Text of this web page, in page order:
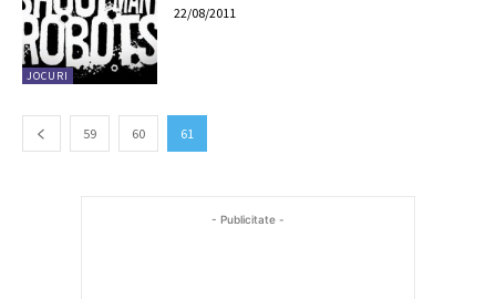
JOCURI
22/08/2011
59 60 61
- Publicitate -